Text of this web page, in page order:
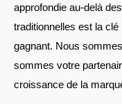
approfondie au-delà
traditionnelles est la
gagnant. Nous
sommes votre
croissance de la